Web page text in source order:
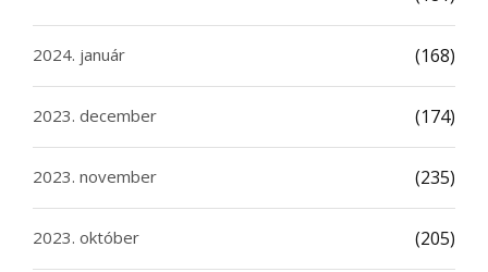
2024. január (168)
2023. december (174)
2023. november (235)
2023. október (205)